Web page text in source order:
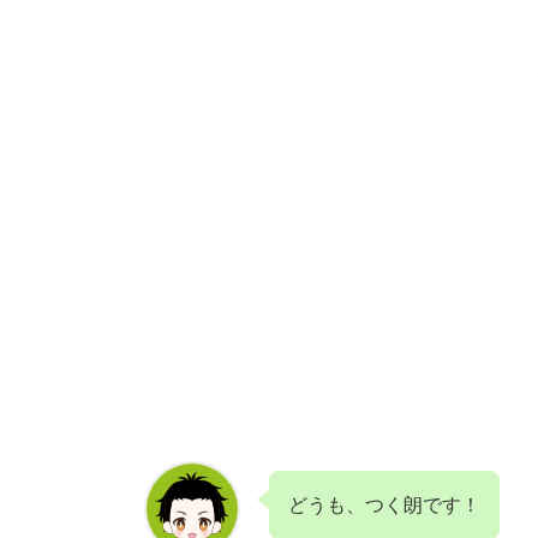
どうも、つく朗です！